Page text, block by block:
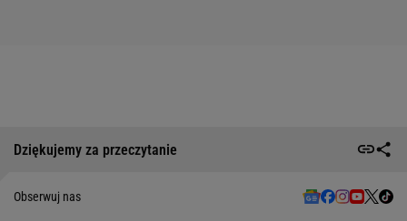
Dziękujemy za przeczytanie
Obserwuj nas